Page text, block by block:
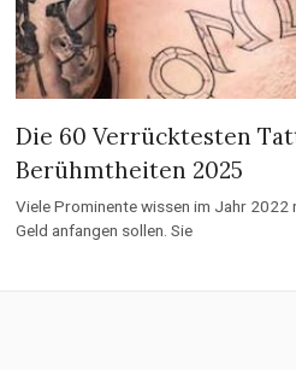
Die 60 Verrücktesten
Berühmtheiten 2025
Viele Prominente wissen im Jahr 2022
Geld anfangen sollen. Sie